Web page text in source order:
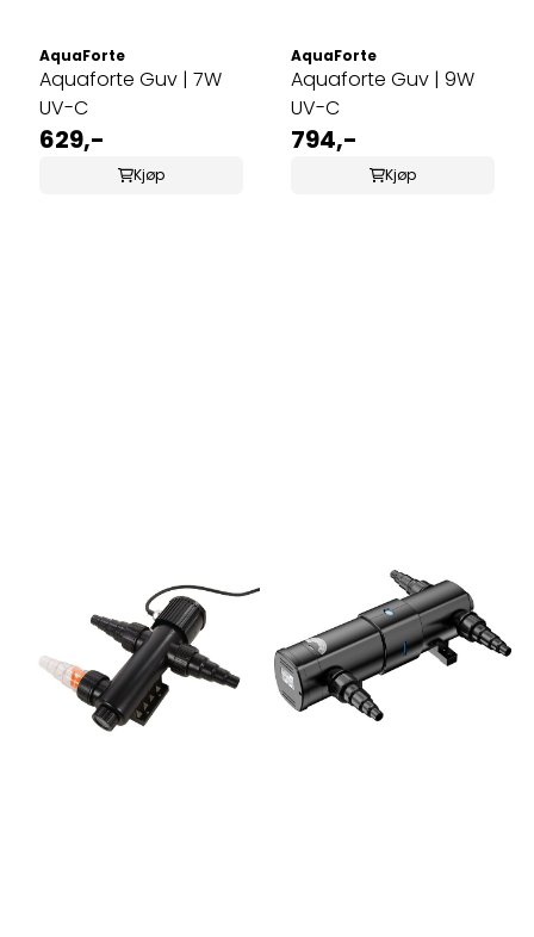
AquaForte
Aquaforte Guv | 7W
UV-C
629,-
Kjøp
AquaForte
Aquaforte Guv | 9W
UV-C
794,-
Kjøp